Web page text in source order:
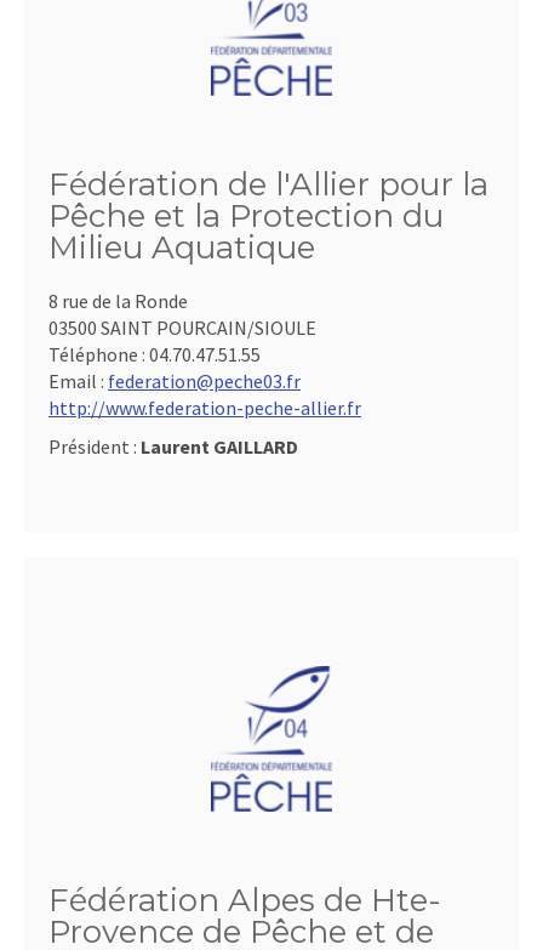
Fédération de l'Allier pour la
Pêche et la Protection du
Milieu Aquatique
8 rue de la Ronde
03500 SAINT POURCAIN/SIOULE
Téléphone : 04.70.47.51.55
Email : federation@peche03.fr
http://www.federation-peche-allier.fr
Président : Laurent GAILLARD
Fédération Alpes de Hte-
Provence de Pêche et de